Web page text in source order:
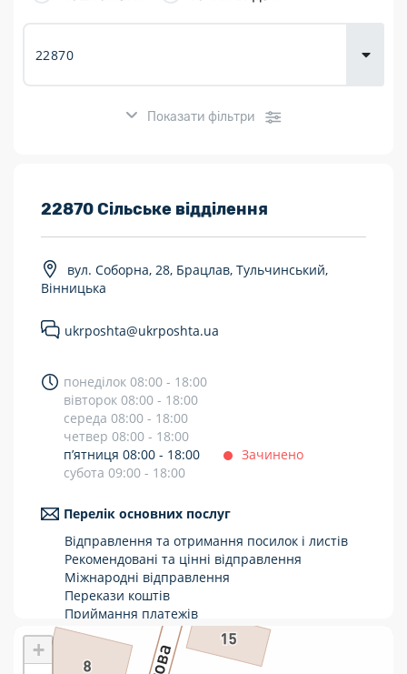
Показати фільтри
Розклад роботи:
Працюють після 19:00
Укрпошта Експрес/тариф «Пріоритетний»
Укрпошта Стандарт/тариф «Базовий»
Доставка за межі України
Прийом вантажів
Фінансові послуги:
Термінові перекази
Перекази
Комунальні та інші платежі
22870 Сільське відділення
вул. Соборна, 28, Брацлав, Тульчинський,
Вінницька
ukrposhta@ukrposhta.ua
понеділок 08:00 - 18:00
вівторок 08:00 - 18:00
середа 08:00 - 18:00
четвер 08:00 - 18:00
п’ятниця 08:00 - 18:00
Зачинено
субота 09:00 - 18:00
Перелік основних послуг
Відправлення та отримання посилок і листів
Рекомендовані та цінні відправлення
Міжнародні відправлення
Перекази коштів
Приймання платежів
Поповнення мобільного рахунку
Оформлення передплати на газети та
журнали
+